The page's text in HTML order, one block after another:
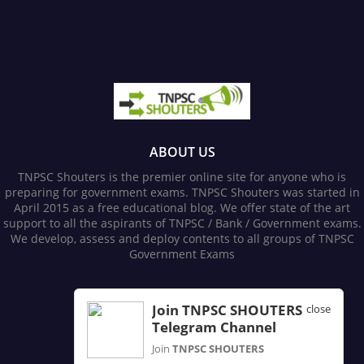
ABOUT US
TNPSC Shouters is the premier online site for anyone who is
preparing for government exams. TNPSC Shouters was started in
April 2015 as a free educational blog. We offer state of the art
support to all the aspirants of TNPSC / Bank / Government exams.
We develop, assess and deploy contents to all groups of TNPSC
Government Exams
FOLLOW US
close
Join TNPSC SHOUTERS
Telegram Channel
Join TNPSC SHOUTERS